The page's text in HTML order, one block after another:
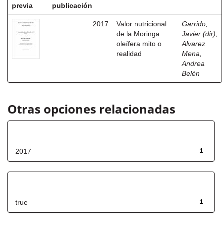
previa
publicación
2017
Valor nutricional
de la Moringa
oleífera mito o
realidad
Garrido,
Javier (dir);
Alvarez
Mena,
Andrea
Belén
Otras opciones relacionadas
1
2017
1
true